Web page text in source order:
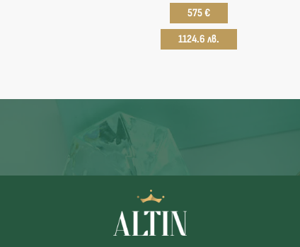
575 €
1124.6 лв.